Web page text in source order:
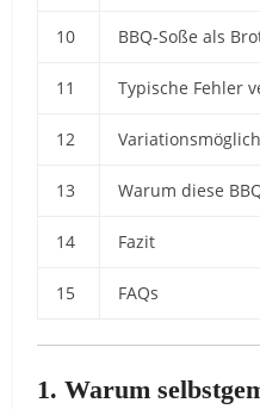
10 BBQ-Soße als
11 Typische Fehler
12
13 Warum diese
14 Fazit
15 FAQs
1. Warum